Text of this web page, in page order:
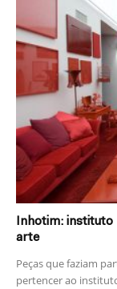
Inhotim: instituto
arte
Peças que faziam
pertencer ao